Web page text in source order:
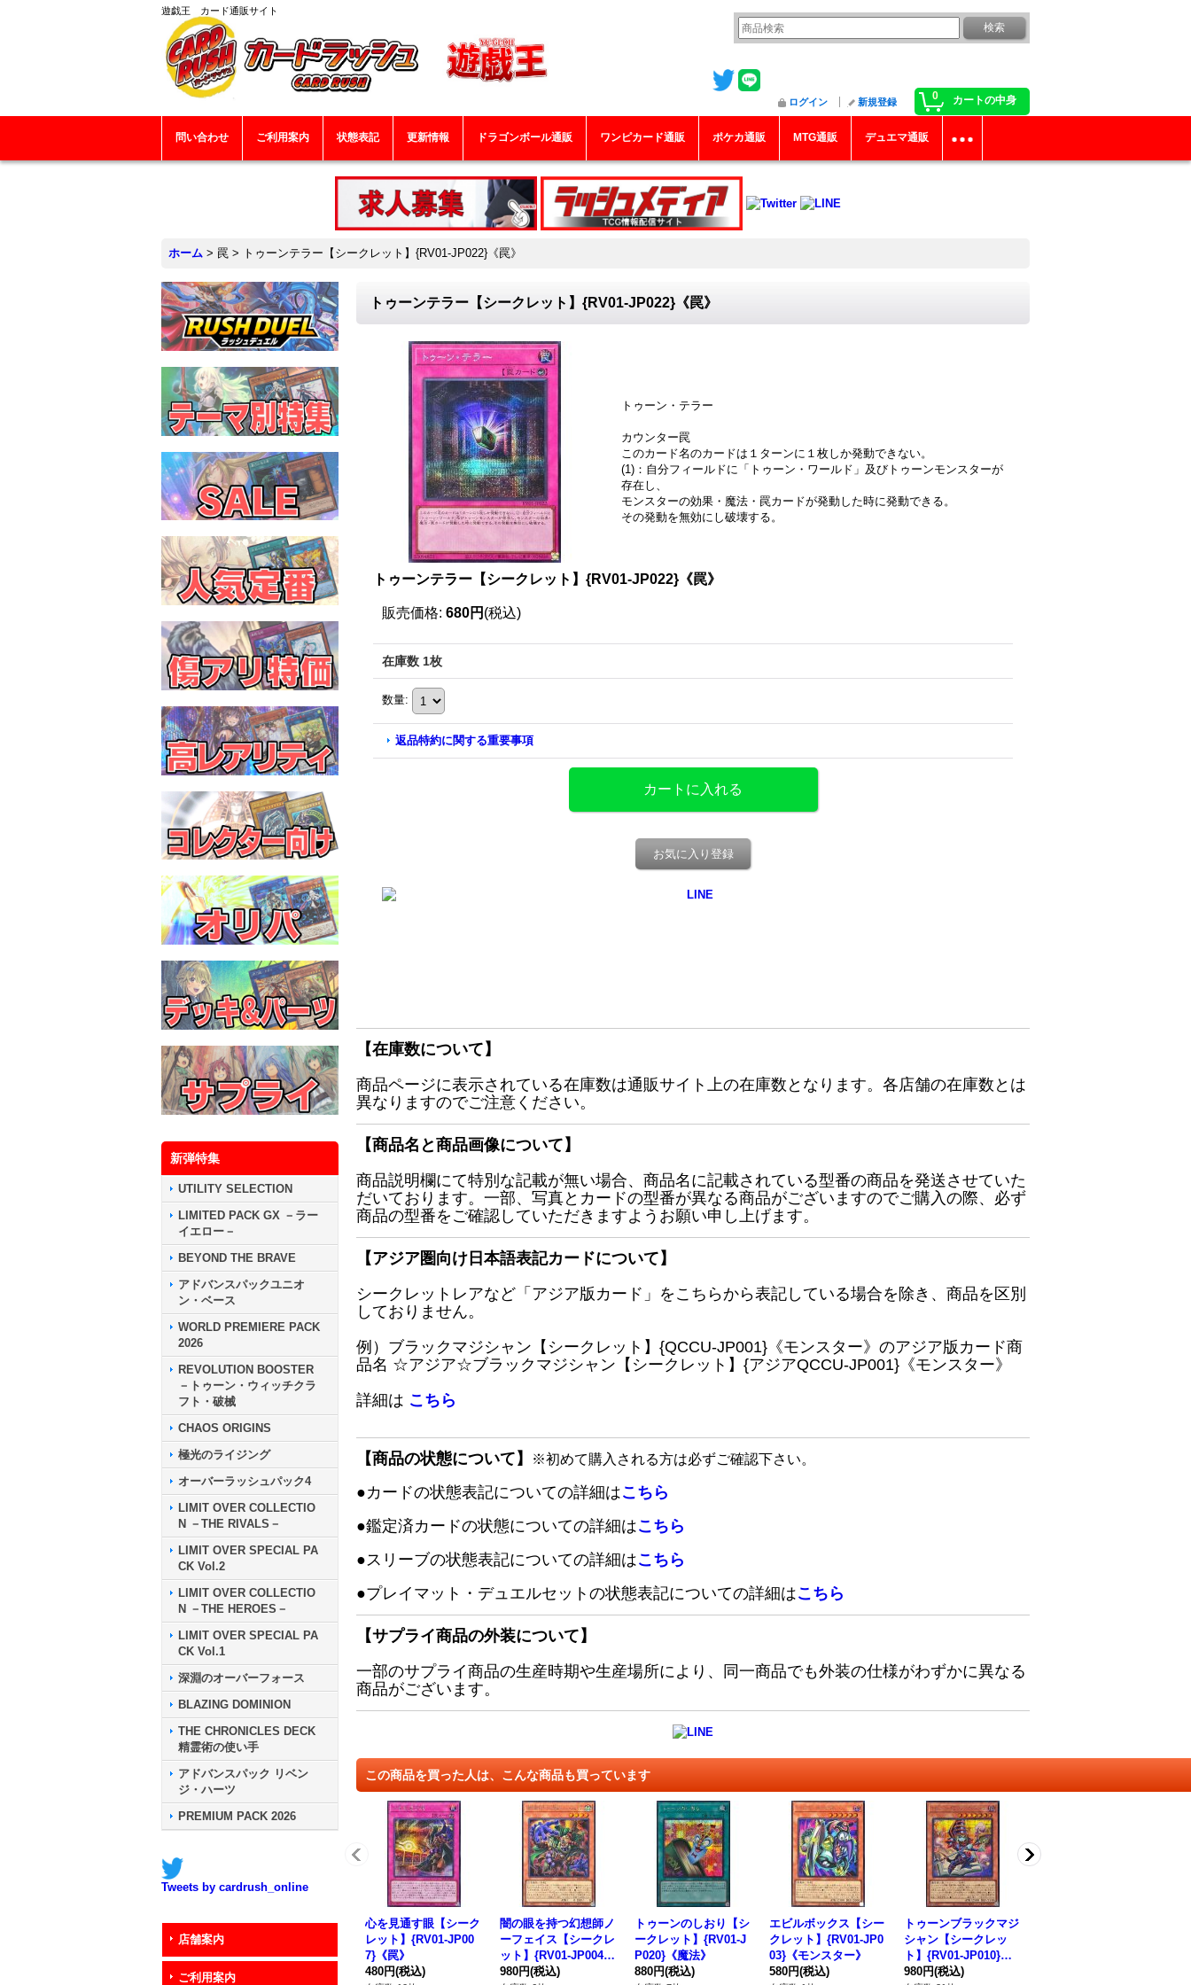
遊戯王 カード通販サイト
0 カートの中身
ログイン 新規登録
問い合わせ ご利用案内 状態表記 更新情報 ドラゴンボール通販 ワンピカード通販 ポケカ通販 MTG通販 デュエマ通販
ホーム > 罠 > トゥーンテラー【シークレット】{RV01-JP022}《罠》
新弾特集
UTILITY SELECTION
LIMITED PACK GX －ラー
イエロー－
BEYOND THE BRAVE
アドバンスパックユニオ
ン・ベース
WORLD PREMIERE PACK
2026
REVOLUTION BOOSTER
－トゥーン・ウィッチクラ
フト・破械
CHAOS ORIGINS
極光のライジング
オーバーラッシュパック4
LIMIT OVER COLLECTIO
N －THE RIVALS－
LIMIT OVER SPECIAL PA
CK Vol.2
LIMIT OVER COLLECTIO
N －THE HEROES－
LIMIT OVER SPECIAL PA
CK Vol.1
深淵のオーバーフォース
BLAZING DOMINION
THE CHRONICLES DECK
精霊術の使い手
アドバンスパック リベン
ジ・ハーツ
PREMIUM PACK 2026
Tweets by cardrush_online
店舗案内
ご利用案内
トゥーンテラー【シークレット】{RV01-JP022}《罠》
トゥーン・テラー
カウンター罠
このカード名のカードは１ターンに１枚しか発動できない。
(1)：自分フィールドに「トゥーン・ワールド」及びトゥーンモンスターが
存在し、
モンスターの効果・魔法・罠カードが発動した時に発動できる。
その発動を無効にし破壊する。
トゥーンテラー【シークレット】{RV01-JP022}《罠》
販売価格: 680円 (税込)
在庫数 1枚
数量:
返品特約に関する重要事項
お気に入り登録
【在庫数について】
商品ページに表示されている在庫数は通販サイト上の在庫数となります。各店舗の在庫数とは
異なりますのでご注意ください。
【商品名と商品画像について】
商品説明欄にて特別な記載が無い場合、商品名に記載されている型番の商品を発送させていた
だいております。一部、写真とカードの型番が異なる商品がございますのでご購入の際、必ず
商品の型番をご確認していただきますようお願い申し上げます。
【アジア圏向け日本語表記カードについて】
シークレットレアなど「アジア版カード」をこちらから表記している場合を除き、商品を区別
しておりません。
例）ブラックマジシャン【シークレット】{QCCU-JP001}《モンスター》のアジア版カード商
品名 ☆アジア☆ブラックマジシャン【シークレット】{アジアQCCU-JP001}《モンスター》
詳細は こちら
【商品の状態について】 ※初めて購入される方は必ずご確認下さい。
●カードの状態表記についての詳細はこちら
●鑑定済カードの状態についての詳細はこちら
●スリーブの状態表記についての詳細はこちら
●プレイマット・デュエルセットの状態表記についての詳細はこちら
【サプライ商品の外装について】
一部のサプライ商品の生産時期や生産場所により、同一商品でも外装の仕様がわずかに異なる
商品がございます。
この商品を買った人は、こんな商品も買っています
心を見通す眼【シーク
レット】{RV01-JP00
7}《罠》
480円(税込)
闇の眼を持つ幻想師ノ
ーフェイス【シークレ
ット】{RV01-JP004}
《モンスター》
980円(税込)
トゥーンのしおり【シ
ークレット】{RV01-J
P020}《魔法》
880円(税込)
エビルボックス【シー
クレット】{RV01-JP0
03}《モンスター》
580円(税込)
トゥーンブラックマジ
シャン【シークレッ
ト】{RV01-JP010}
《モンスター》
980円(税込)